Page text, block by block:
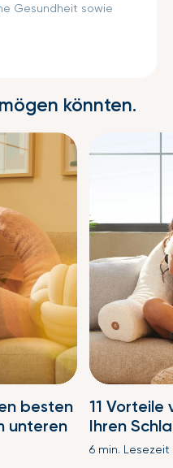
Gesundheit sowie
könnten.
besten
unteren
11 Vorteile
Ihren
6 min. Lesezeit